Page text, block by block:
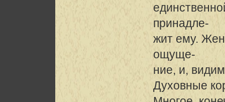
принадле-
жит ему.
ощуще-
ние, и,
Духовные